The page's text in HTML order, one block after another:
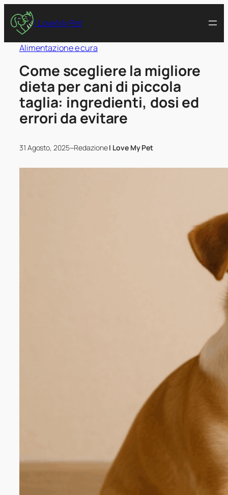
I Love My Pet
Alimentazione e cura
Come scegliere la migliore
dieta per cani di piccola
taglia: ingredienti, dosi ed
errori da evitare
31 Agosto, 2025–RedazioneI Love My Pet